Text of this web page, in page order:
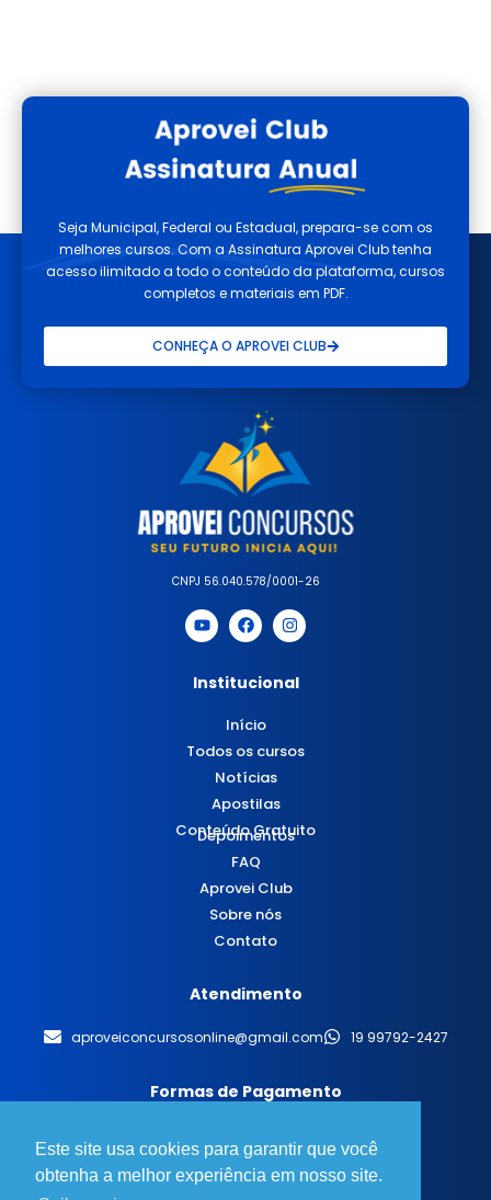
Este site usa cookies para garantir que você
obtenha a melhor experiência em nosso site.
Seja Municipal, Federal ou Estadual, prepara-se com os
melhores cursos. Com a Assinatura Aprovei Club tenha
acesso ilimitado a todo o conteúdo da plataforma, cursos
completos e materiais em PDF.
CONHEÇA O APROVEI CLUB
CNPJ 56.040.578/0001-26
Institucional
Início
Todos os cursos
Notícias
Apostilas
Conteúdo Gratuito
Depoimentos
FAQ
Aprovei Club
Sobre nós
Contato
Atendimento
aproveiconcursosonline@gmail.com 19 99792-2427
Formas de Pagamento